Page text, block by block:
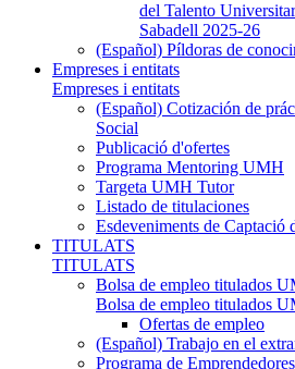
del Talento
Sabadell 2025-26
(Español) Píldoras de
Empreses i entitats
Empreses i entitats
(Español) Cotización de
Social
Publicació d'ofertes
Programa Mentoring UMH
Targeta UMH Tutor
Listado de titulaciones
Esdeveniments de Captació
TITULATS
TITULATS
Bolsa de empleo titulados
Bolsa de empleo titulados
Ofertas de empleo
(Español) Trabajo en el
Programa de